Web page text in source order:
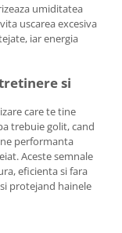
umiditatea
uscarea excesiva
iar energia
si
care te tine
trebuie golit, cand
performanta
Aceste semnale
eficienta si fara
protejand hainele